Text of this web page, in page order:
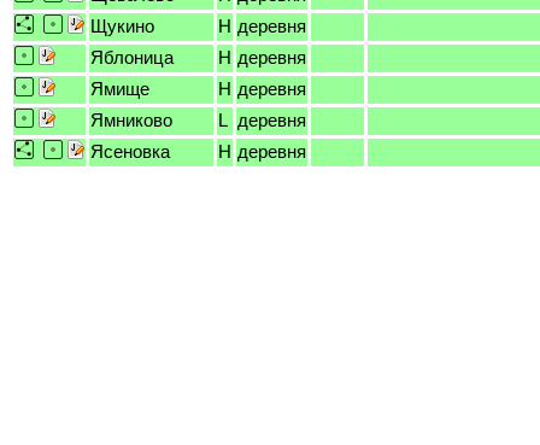
Щукино
H деревня
Яблоница
H деревня
Ямище
H деревня
Ямниково
L деревня
Ясеновка
H деревня